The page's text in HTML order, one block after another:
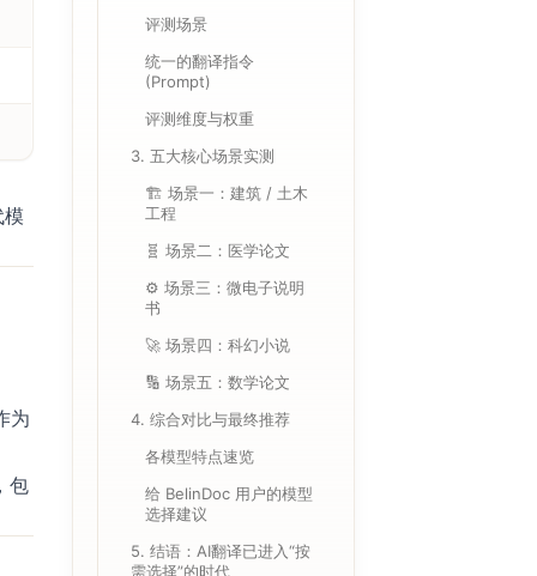
为
包
评测场景
统一的翻译​指令​​
(Prompt)
评测维度与权重
3. 五大核心场景实测
🏗️ 场景一：建筑 / 土木
工程
🧬 场景二：医学论文
⚙️ 场景三：微电子说明
书
🚀 场景四：科幻小说
🔢 场景五：数学论文
4. 综合对比与最终推荐
各模型特点速览
给 BelinDoc 用户的模型
选择建议
5. 结语：AI翻译已进入“按
需选择”的时代